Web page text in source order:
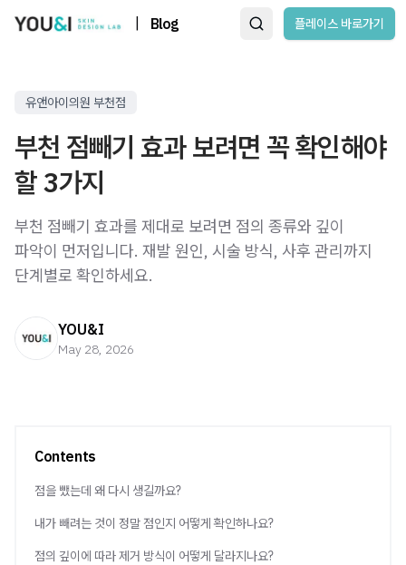
Blog 플레이스 바로가기
유앤아이의원 부천점
부천 점빼기 효과 보려면 꼭 확인해야
할 3가지
부천 점빼기 효과를 제대로 보려면 점의 종류와 깊이
파악이 먼저입니다. 재발 원인, 시술 방식, 사후 관리까지
단계별로 확인하세요.
YOU&I
May 28, 2026
Contents
점을 뺐는데 왜 다시 생길까요?
내가 빼려는 것이 정말 점인지 어떻게 확인하나요?
점의 깊이에 따라 제거 방식이 어떻게 달라지나요?